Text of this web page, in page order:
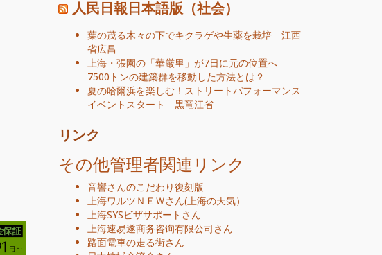
人民日報日本語版（社会）
葉の茂る木々の下でキクラゲや生薬を栽培 江西
省広昌
上海・張園の「華厳里」が7日に元の位置へ
7500トンの建築群を移動した方法とは？
夏の哈爾浜を楽しむ！ストリートパフォーマンス
イベントスタート 黒竜江省
リンク
その他管理者関連リンク
音響さんのこだわり復刻版
上海ワルツＮＥＷさん( 上海の天気）
上海SYSビザサポート さん
上海速易遂商务咨询有限公司さん
路面電車の走る街さん